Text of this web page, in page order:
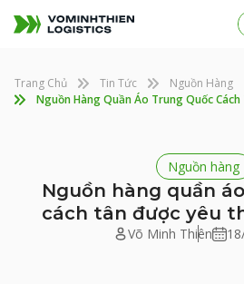
Trang Chủ Tin Tức
Nguồn Hàng
Nguồn hàng
Nguồn hàng quần
cách tân được yêu
Võ Minh Thiên